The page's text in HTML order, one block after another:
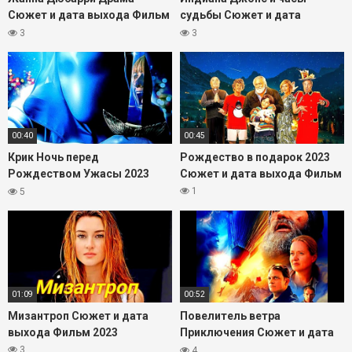
Сюжет и дата выхода Фильм
2023
3
судьбы Сюжет и дата
выхода Фильм 2023
3
00:40
Крик Ночь перед
Рождеством Ужасы 2023
Сюжет и дата выхода Фильм
5
00:45
Рождество в подарок 2023
Сюжет и дата выхода Фильм
1
01:09
Мизантроп Сюжет и дата
выхода Фильм 2023
00:52
Повелитель ветра
Приключения Сюжет и дата
выхода Фильм 2023